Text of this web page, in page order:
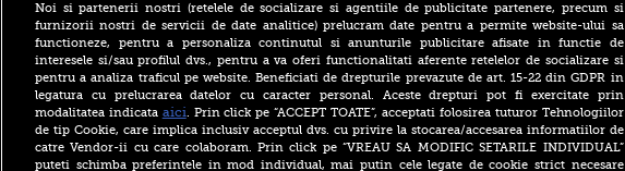
Alerta West Nile: două
persoane au murit, iar
numărul cazurilor a ajuns la
10. Măsurile de protecție
împotriva țânțarilor
Ce le-a spus Donald Trump
donatorilor despre
succesorul său pentru
alegerile din 2028. Pe cine a
ales între Rubio și Vance
Noi si partenerii nostri (retelele de socializare si agentiile de publicitate partenere, precum si
furnizorii nostri de servicii de date analitice) prelucram date pentru a permite website-ului sa
functioneze, pentru a personaliza continutul si anunturile publicitare afisate in functie de
interesele si/sau profilul dvs., pentru a va oferi functionalitati aferente retelelor de socializare si
pentru a analiza traficul pe website. Beneficiati de drepturile prevazute de art. 15-22 din GDPR in
legatura cu prelucrarea datelor cu caracter personal. Aceste drepturi pot fi exercitate prin
modalitatea indicata aici. Prin click pe “ACCEPT TOATE”, acceptati folosirea tuturor Tehnologiilor
de tip Cookie, care implica inclusiv acceptul dvs. cu privire la stocarea/accesarea informatiilor de
catre Vendor-ii cu care colaboram. Prin click pe “VREAU SA MODIFIC SETARILE INDIVIDUAL”
puteti schimba preferintele in mod individual, mai putin cele legate de cookie strict necesare